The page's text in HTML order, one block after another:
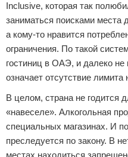
Inclusive, которая так
заниматься поисками места
а кому-то нравится
ограничения. По такой
гостиниц в ОАЭ, и далеко не
означает отсутствие лимита
В целом, страна не годится
«навеселе». Алкогольная
специальных магазинах. И
преследуется по закону. В
местах находиться